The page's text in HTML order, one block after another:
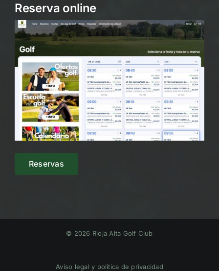
Reserva online
Reservas
© 2026 Rioja Alta Golf Club
Aviso legal y política de privacidad